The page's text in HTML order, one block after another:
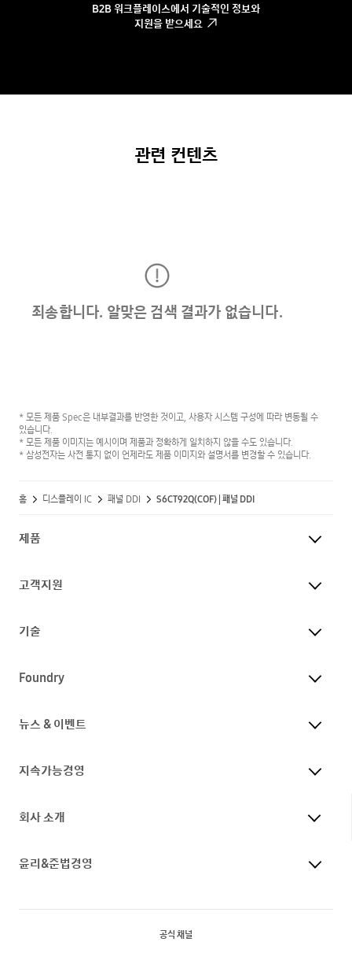
B2B 워크플레이스에서 기술적인 정보와
지원을 받으세요
관련 컨텐츠
죄송합니다. 알맞은 검색 결과가 없습니다.
* 모든 제품 Spec은 내부결과를 반영한 것이고, 사용자 시스템 구성에 따라 변동될 수
있습니다.
* 모든 제품 이미지는 예시이며 제품과 정확하게 일치하지 않을 수도 있습니다.
* 삼성전자는 사전 통지 없이 언제라도 제품 이미지와 설명서를 변경할 수 있습니다.
홈 디스플레이 IC 패널 DDI S6CT92Q(COF) | 패널 DDI
제품
고객지원
기술
Foundry
뉴스 & 이벤트
지속가능경영
회사 소개
윤리&준법경영
공식 채널